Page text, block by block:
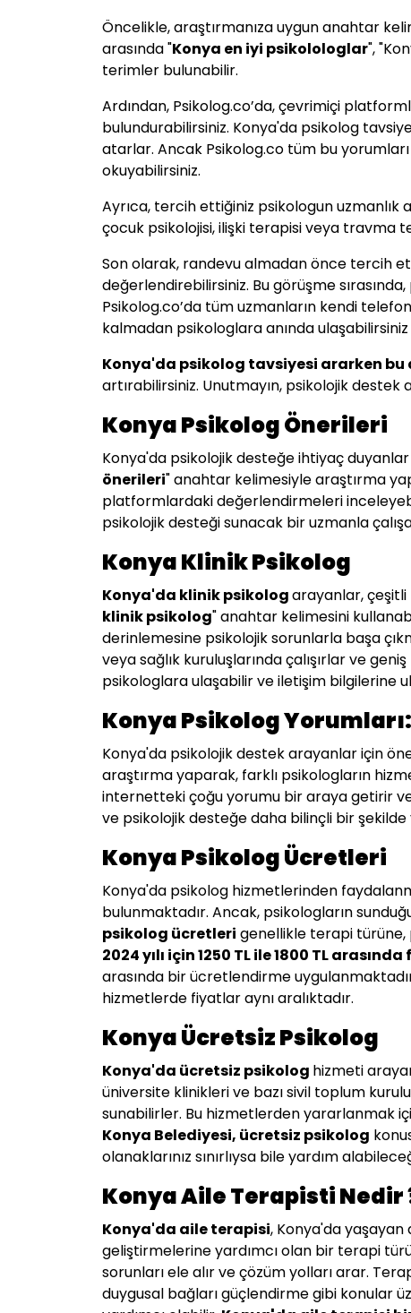
Öncelikle, araştırmanıza uygun anahtar
arasında "
Konya en iyi psikolologlar ",
terimler bulunabilir.
Ardından, Psikolog.co’da, çevrimiçi
bulundurabilirsiniz. Konya'da psikolog
atarlar. Ancak Psikolog.co tüm bu
okuyabilirsiniz.
Ayrıca, tercih ettiğiniz psikologun uzmanlık
çocuk psikolojisi, ilişki terapisi veya travma
Son olarak, randevu almadan önce tercih
değerlendirebilirsiniz. Bu görüşme
Psikolog.co’da tüm uzmanların kendi
kalmadan psikologlara anında ulaşabilirsiniz
Konya'da psikolog tavsiyesi ararken bu
artırabilirsiniz. Unutmayın, psikolojik
Konya Psikolog Önerileri
Konya'da psikolojik desteğe ihtiyaç
önerileri " anahtar kelimesiyle araştırma
platformlardaki değerlendirmeleri
psikolojik desteği sunacak bir uzmanla
Konya Klinik Psikolog
Konya'da klinik psikolog arayanlar, çeşitli
klinik psikolog " anahtar kelimesini
derinlemesine psikolojik sorunlarla başa
veya sağlık kuruluşlarında çalışırlar ve
psikologlara ulaşabilir ve iletişim bilgilerine
Konya Psikolog
Konya'da psikolojik destek arayanlar için
araştırma yaparak, farklı psikologların
internetteki çoğu yorumu bir araya getirir
ve psikolojik desteğe daha bilinçli bir şekilde
Konya Psikolog Ücretleri
Konya'da psikolog hizmetlerinden
bulunmaktadır. Ancak, psikologların
psikolog ücretleri genellikle terapi türüne,
2024 yılı için 1250 TL ile 1800 TL
arasında bir ücretlendirme
hizmetlerde fiyatlar aynı aralıktadır.
Konya Ücretsiz Psikolog
Konya'da ücretsiz psikolog hizmeti
üniversite klinikleri ve bazı sivil toplum
sunabilirler. Bu hizmetlerden yararlanmak
Konya Belediyesi, ücretsiz psikolog
olanaklarınız sınırlıysa bile yardım
Konya Aile Terapisti Nedir
Konya'da aile terapisi, Konya'da yaşayan
geliştirmelerine yardımcı olan bir terapi
sorunları ele alır ve çözüm yolları arar.
duygusal bağları güçlendirme gibi konular